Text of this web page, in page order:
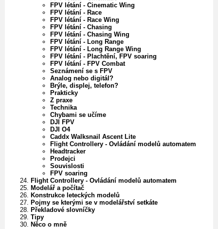
FPV létání - Cinematic Wing
FPV létání - Race
FPV létání - Race Wing
FPV létání - Chasing
FPV létání - Chasing Wing
FPV létání - Long Range
FPV létání - Long Range Wing
FPV létání - Plachtění, FPV soaring
FPV létání - FPV Combat
Seznámení se s FPV
Analog nebo digitál?
Brýle, displej, telefon?
Prakticky
Z praxe
Technika
Chybami se učíme
DJI FPV
DJI O4
Caddx Walksnail Ascent Lite
Flight Controllery - Ovládání modelů automatem
Headtracker
Prodejci
Souvislosti
FPV soaring
Flight Controllery - Ovládání modelů automatem
Modelář a počítač
Konstrukce leteckých modelů
Pojmy se kterými se v modelářství setkáte
Překladové slovníčky
Tipy
Něco o mně